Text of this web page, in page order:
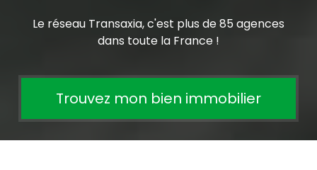
Le réseau Transaxia, c'est plus de 85 agences
dans toute la France !
Trouvez mon bien immobilier